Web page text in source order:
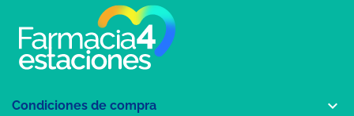
Condiciones de compra 